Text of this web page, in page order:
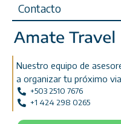
Contacto
Nuestro equipo de
a organizar tu próximo
+503 2510 7676
+1 424 298 0265